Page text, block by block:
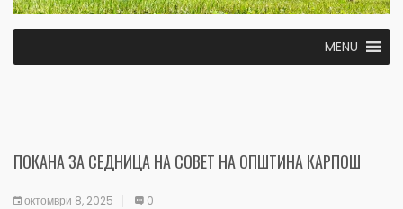
MENU
ПОКАНА ЗА СЕДНИЦА НА СОВЕТ НА ОПШТИНА КАРПОШ
октомври 8, 2025 0